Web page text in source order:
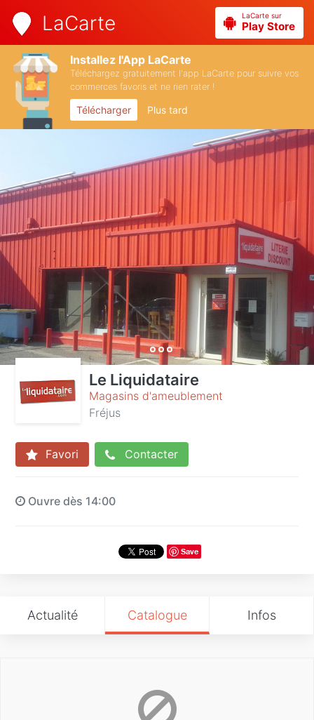
LaCarte LaCarte sur
Play Store
Installez l'App LaCarte
Téléchargez gratuitement l'app LaCarte pour suivre vos
commerces favoris et ne rien rater !
Télécharger Plus tard
Le Liquidataire
Magasins d'ameublement
Fréjus
Favori Contacter
Ouvre dès 14:00
Save
Actualité Catalogue Infos